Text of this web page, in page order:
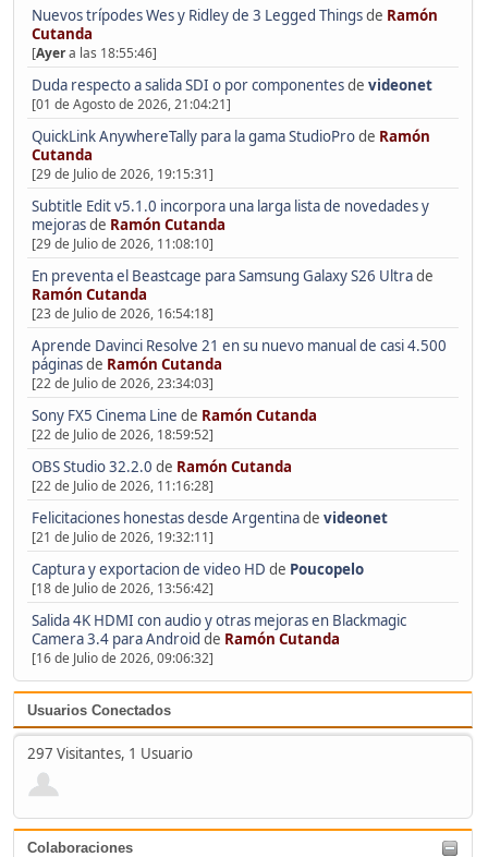
Nuevos trípodes Wes y Ridley de 3 Legged Thingsde Ramón
Cutanda
[Ayera las 18:55:46]
Duda respecto a salida SDI o por componentesde videonet
[01 de Agosto de 2026, 21:04:21]
QuickLink AnywhereTally para la gama StudioProde Ramón
Cutanda
[29 de Julio de 2026, 19:15:31]
Subtitle Edit v5.1.0 incorpora una larga lista de novedades y
mejorasde Ramón Cutanda
[29 de Julio de 2026, 11:08:10]
En preventa el Beastcage para Samsung Galaxy S26 Ultrade
Ramón Cutanda
[23 de Julio de 2026, 16:54:18]
Aprende Davinci Resolve 21 en su nuevo manual de casi 4.500
páginasde Ramón Cutanda
[22 de Julio de 2026, 23:34:03]
Sony FX5 Cinema Line de Ramón Cutanda
[22 de Julio de 2026, 18:59:52]
OBS Studio 32.2.0 de Ramón Cutanda
[22 de Julio de 2026, 11:16:28]
Felicitaciones honestas desde Argentinade videonet
[21 de Julio de 2026, 19:32:11]
Captura y exportacion de video HD de Poucopelo
[18 de Julio de 2026, 13:56:42]
Salida 4K HDMI con audio y otras mejoras en Blackmagic
Camera 3.4 para Android de Ramón Cutanda
[16 de Julio de 2026, 09:06:32]
Usuarios Conectados
297 Visitantes, 1 Usuario
Colaboraciones